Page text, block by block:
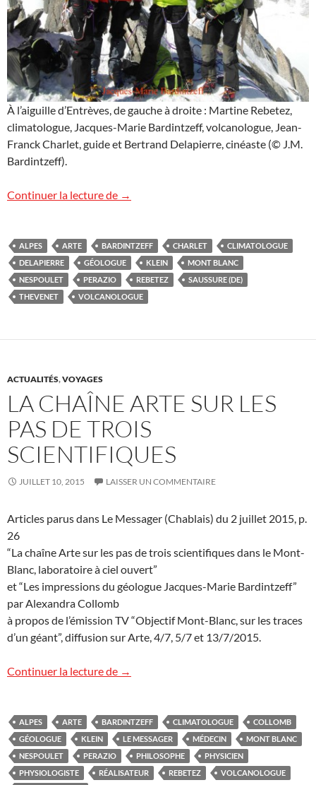
À l’aiguille d’Entrèves, de gauche à droite : Martine Rebetez,
climatologue, Jacques-Marie Bardintzeff, volcanologue, Jean-
Franck Charlet, guide et Bertrand Delapierre, cinéaste (© J.M.
Bardintzeff).
Continuer la lecture de Arte TV : soirée mont Blanc
→
ALPES ARTE BARDINTZEFF CHARLET
CLIMATOLOGUE
DELAPIERRE
GÉOLOGUE KLEIN
MONT BLANC
NESPOULET
PERAZIO REBETEZ
SAUSSURE (DE)
THEVENET
VOLCANOLOGUE
ACTUALITÉS,VOYAGES
LA CHAÎNE ARTE SUR LES
PAS DE TROIS
SCIENTIFIQUES
JUILLET 10, 2015 LAISSER UN COMMENTAIRE
Articles parus dans Le Messager (Chablais) du 2 juillet 2015, p.
26
“La chaîne Arte sur les pas de trois scientifiques dans le Mont-
Blanc, laboratoire à ciel ouvert”
et “Les impressions du géologue Jacques-Marie Bardintzeff”
par Alexandra Collomb
à propos de l’émission TV “Objectif Mont-Blanc, sur les traces
d’un géant”, diffusion sur Arte, 4/7, 5/7 et 13/7/2015.
Continuer la lecture de La chaîne Arte sur les pas de trois
→
ALPES ARTE BARDINTZEFF CLIMATOLOGUE
COLLOMB
GÉOLOGUE
KLEIN LE MESSAGER MÉDECIN
MONT BLANC
NESPOULET
PERAZIO PHILOSOPHE
PHYSICIEN
PHYSIOLOGISTE
RÉALISATEUR REBETEZ
VOLCANOLOGUE